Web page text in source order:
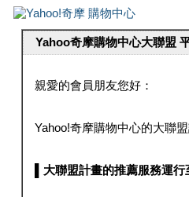
Yahoo奇摩購物中心大聯盟
親愛的會員朋友您好：
Yahoo!奇摩購物中心的大聯
▌大聯盟計畫的推薦服務運